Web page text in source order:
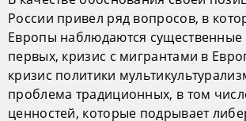
России привел ряд вопросов, в
Европы наблюдаются
первых, кризис с мигрантами в
кризис политики
проблема традиционных, в том
ценностей, которые подрывает